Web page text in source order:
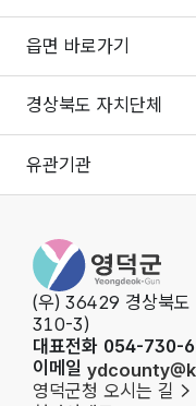
읍면 바로가기
경상북도 자치단체
유관기관
영덕군청
(우) 36429 경상북도
310-3)
대표전화 054-730-
이메일
영덕군청 오시는 길